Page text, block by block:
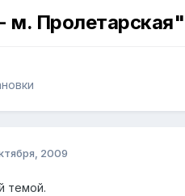
м. Пролетарская"
2009
темой.